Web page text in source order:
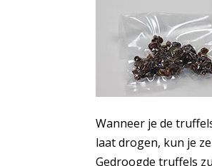
Wanneer je de
laat drogen, kun je
Gedroogde truffels